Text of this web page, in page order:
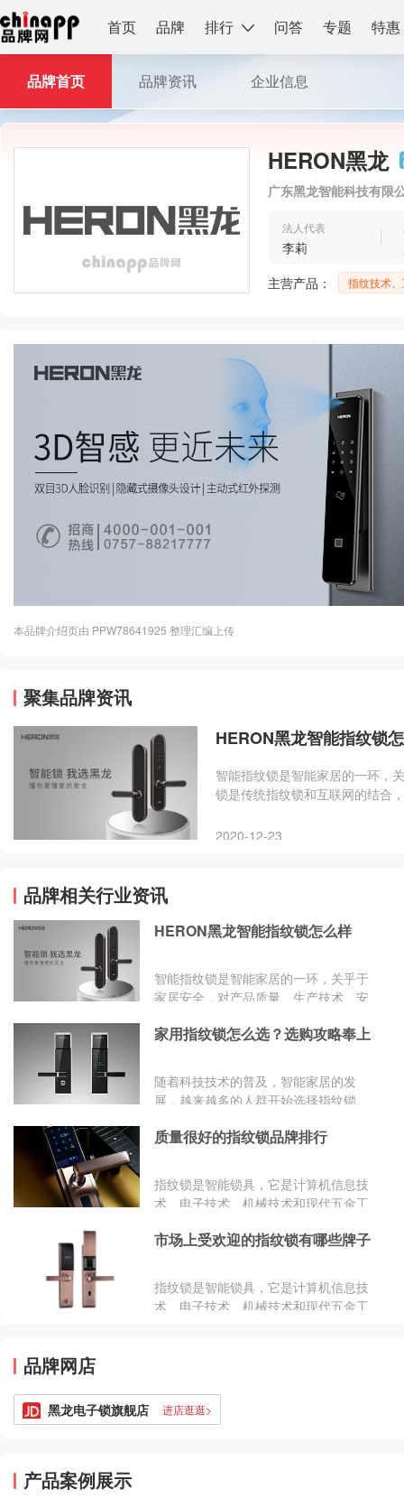
首页 品牌 排行 问答 专题 特惠
HERON黑龙
广东黑龙智能科技有限
法人代表
李莉
主营产品：
指纹技术
品牌首页 品牌资讯 企业信息
本品牌介绍页由 PPW78641925 整理汇编上传
聚集品牌资讯
HERON黑龙智能指纹锁
智能指纹锁是智能家居的一环，
锁是传统指纹锁和互联网的结合
2020-12-23
品牌相关行业资讯
HERON黑龙智能指纹锁怎么样
智能指纹锁是智能家居的一环，关乎于
家居安全，对产品质量、生产技术、安
锁和互联网的结合，是智能家居不断发
可度的智能指纹锁品牌——黑龙。
家用指纹锁怎么选？选购攻略奉上
随着科技技术的普及，智能家居的发
展，越来越多的人群开始选择指纹锁。
术、电子技术、机械技术和现代五金工
等特点，能够很好地保障人们的家居安
全。
质量很好的指纹锁品牌排行
指纹锁是智能锁具，它是计算机信息技
术、电子技术、机械技术和现代五金工
份的最重要证据而被广泛应用于公安刑
市场上受欢迎的指纹锁有哪些牌子
指纹锁是智能锁具，它是计算机信息技
术、电子技术、机械技术和现代五金工
品牌网店
黑龙电子锁旗舰店 进店逛逛>
产品案例展示